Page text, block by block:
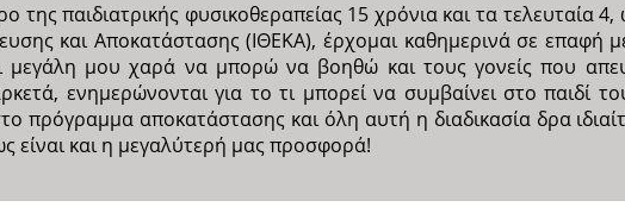
της παιδιατρικής φυσικοθεραπείας 15 χρόνια και τα τελευταία
και Αποκατάστασης (ΙΘΕΚΑ), έρχομαι καθημερινά σε επαφή
μεγάλη μου χαρά να μπορώ να βοηθώ και τους γονείς που
ενημερώνονται για το τι μπορεί να συμβαίνει στο
πρόγραμμα αποκατάστασης και όλη αυτή η διαδικασία δρα
είναι και η μεγαλύτερή μας προσφορά!